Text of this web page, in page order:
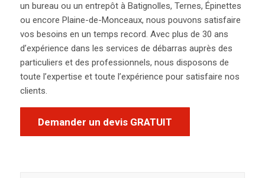
un bureau ou un entrepôt à Batignolles, Ternes, Épinettes
ou encore Plaine-de-Monceaux, nous pouvons satisfaire
vos besoins en un temps record. Avec plus de 30 ans
d’expérience dans les services de débarras auprès des
particuliers et des professionnels, nous disposons de
toute l’expertise et toute l’expérience pour satisfaire nos
clients.
Demander un devis GRATUIT